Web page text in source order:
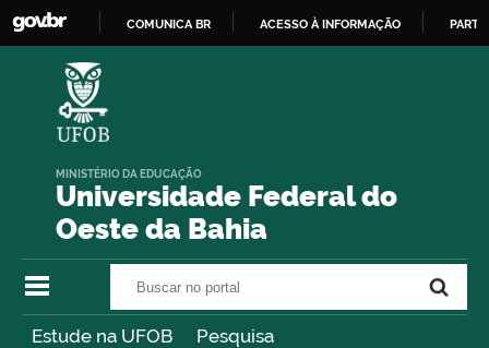
COMUNICA BR ACESSO À INFORMAÇÃO
Universidade Federal do
Oeste da Bahia
MINISTÉRIO DA EDUCAÇÃO
Estude na UFOB
Pesquisa